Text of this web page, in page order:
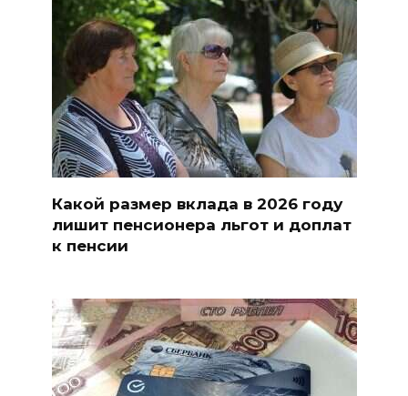
Какой размер вклада в 2026 году
лишит пенсионера льгот и доплат
к пенсии